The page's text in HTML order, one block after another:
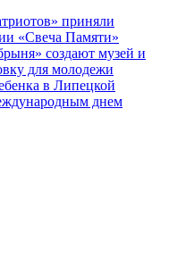
приняли
«Свеча Памяти»
создают музей и
для молодежи
в Липецкой
днем